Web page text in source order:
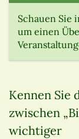
Schauen Sie
um einen
Kennen Sie
zwischen
wichtiger